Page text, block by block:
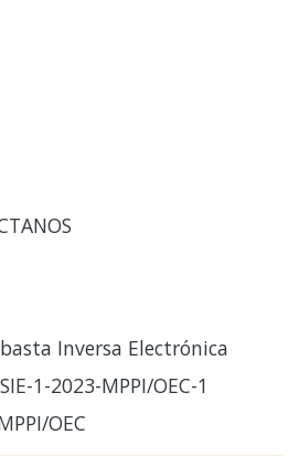
Inversa Electrónica
1-2023-MPPI/OEC-1
OEC